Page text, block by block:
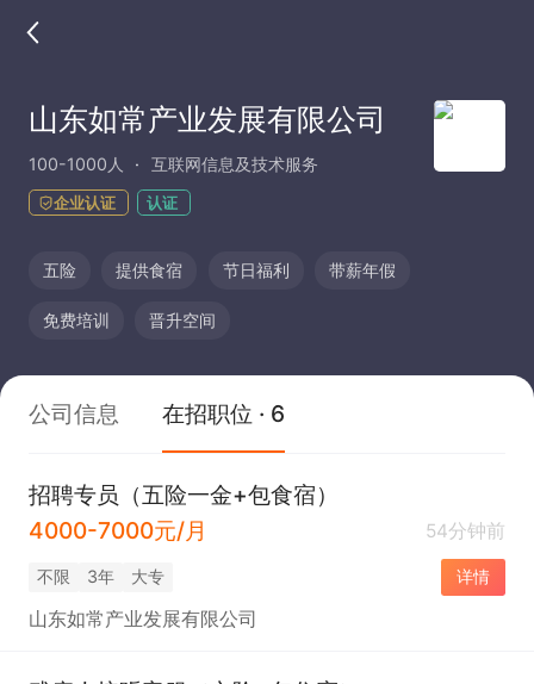
山东如常产业发展有限公司
100-1000人 互联网信息及技术服务
企业认证 认证
五险 提供食宿 节日福利 带薪年假
免费培训 晋升空间
公司信息 在招职位 · 6
招聘专员（五险一金+包食宿）
4000-7000元/月
54分钟前
不限 3年 大专 详情
山东如常产业发展有限公司